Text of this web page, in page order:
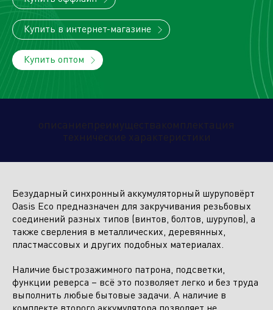
и бытовая техника
Купить в интернет-магазине
Купить оптом
описание преимущества
комплектация
технические характеристики
Безударный синхронный аккумуляторный шуруповёрт
Oasis Eco предназначен для закручивания резьбовых
соединений разных типов (винтов, болтов, шурупов), а
также сверления в металлических, деревянных,
пластмассовых и других подобных материалах.
Наличие быстрозажимного патрона, подсветки,
функции реверса – всё это позволяет легко и без труда
выполнить любые бытовые задачи. А наличие в
комплекте второго аккумулятора позволяет не